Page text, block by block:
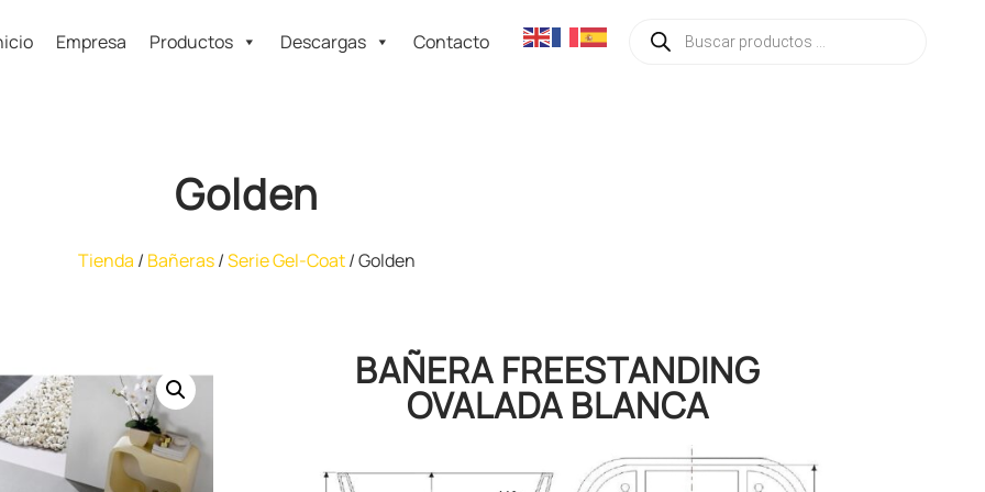
Empresa Productos Descargas Contacto
productos
Golden
Tienda / Bañeras/Serie Gel-Coat/ Golden
BAÑERA FREESTANDING
OVALADA BLANCA